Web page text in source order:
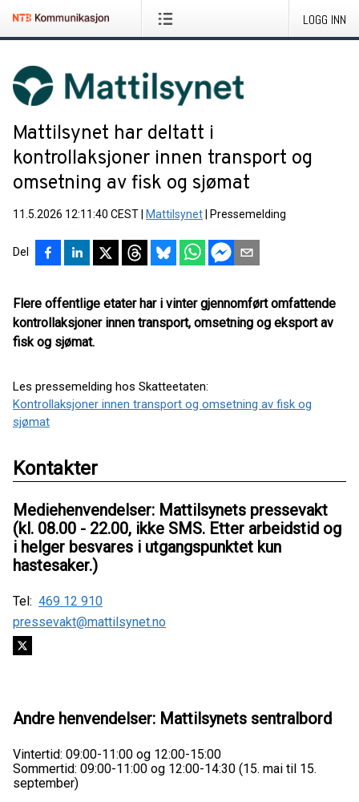
LOGG INN
Mattilsynet har deltatt i
kontrollaksjoner innen transport og
omsetning av fisk og sjømat
11.5.2026 12:11:40 CEST Mattilsynet Pressemelding
Del
Flere offentlige etater har i vinter gjennomført omfattende
kontrollaksjoner innen transport, omsetning og eksport av
fisk og sjømat.
Les pressemelding hos Skatteetaten:
Kontrollaksjoner innen transport og omsetning av fisk og
sjømat
Kontakter
Mediehenvendelser: Mattilsynets pressevakt
(kl. 08.00 - 22.00, ikke SMS. Etter arbeidstid og
i helger besvares i utgangspunktet kun
hastesaker.)
Tel: 469 12 910
pressevakt@mattilsynet.no
Andre henvendelser: Mattilsynets sentralbord
Vintertid: 09:00-11:00 og 12:00-15:00
Sommertid: 09:00-11:00 og 12:00-14:30 (15. mai til 15.
september)